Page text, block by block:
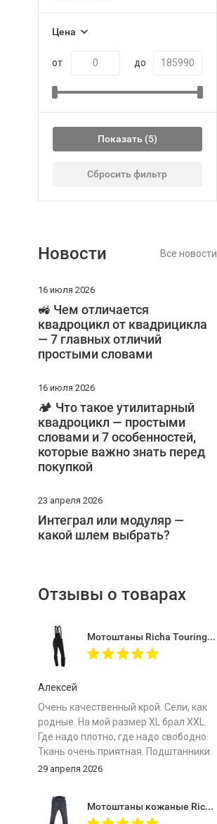
Цена
от до
Показать
Сбросить фильтр
Новости Все новости
16 июля 2026
🚜 Чем отличается
квадроцикл от квадрицикла
— 7 главных отличий
простыми словами
16 июля 2026
🏕️ Что такое утилитарный
квадроцикл — простыми
словами и 7 особенностей,
которые важно знать перед
покупкой
23 апреля 2026
Интеграл или модуляр —
какой шлем выбрать?
Отзывы о товарах
Мотоштаны Richa Touring C-Change Trousers Men Black
Алексей
Очень качественный крой. Сели, как
родные. На мой размер ХL брал XXL.
Где надо плотно, где надо свободно.
Ткань очень приятная. Подштанники
особенно комфортные. Важно -
Сравниваю с отечественными
топовыми штанами одного бренда и
29 апреля 2026
Мотоштаны кожаные Richa Vintage Black